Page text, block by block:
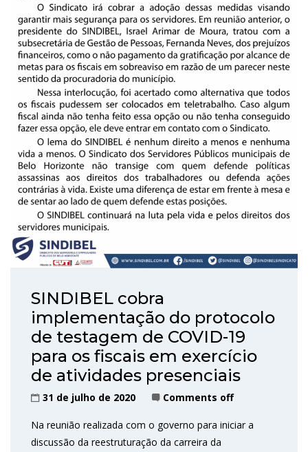
SINDIBEL cobra
implementação do protocolo
de testagem de COVID-19
para os fiscais em exercício
de atividades presenciais
31 de julho de 2020 Comments off
Na reunião realizada com o governo para iniciar a
discussão da reestruturação da carreira da